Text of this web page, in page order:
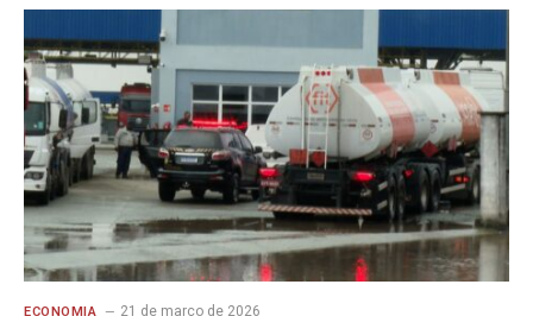
ECONOMIA 21 de março de 2026